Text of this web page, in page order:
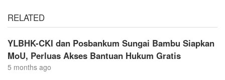
RELATED
YLBHK-CKI dan Posbankum Sungai Bambu Siapkan
MoU, Perluas Akses Bantuan Hukum Gratis
5 months ago